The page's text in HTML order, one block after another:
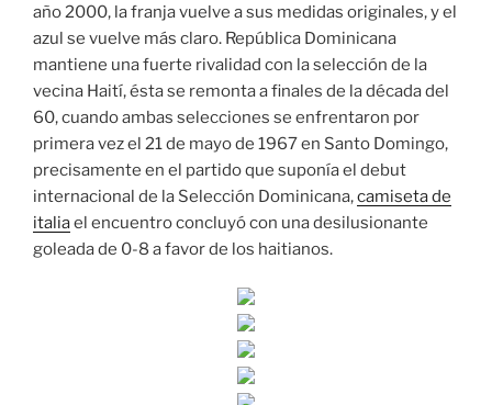
año 2000, la franja vuelve a sus medidas originales, y el
azul se vuelve más claro. República Dominicana
mantiene una fuerte rivalidad con la selección de la
vecina Haití, ésta se remonta a finales de la década del
60, cuando ambas selecciones se enfrentaron por
primera vez el 21 de mayo de 1967 en Santo Domingo,
precisamente en el partido que suponía el debut
internacional de la Selección Dominicana,camiseta de
italiael encuentro concluyó con una desilusionante
goleada de 0-8 a favor de los haitianos.